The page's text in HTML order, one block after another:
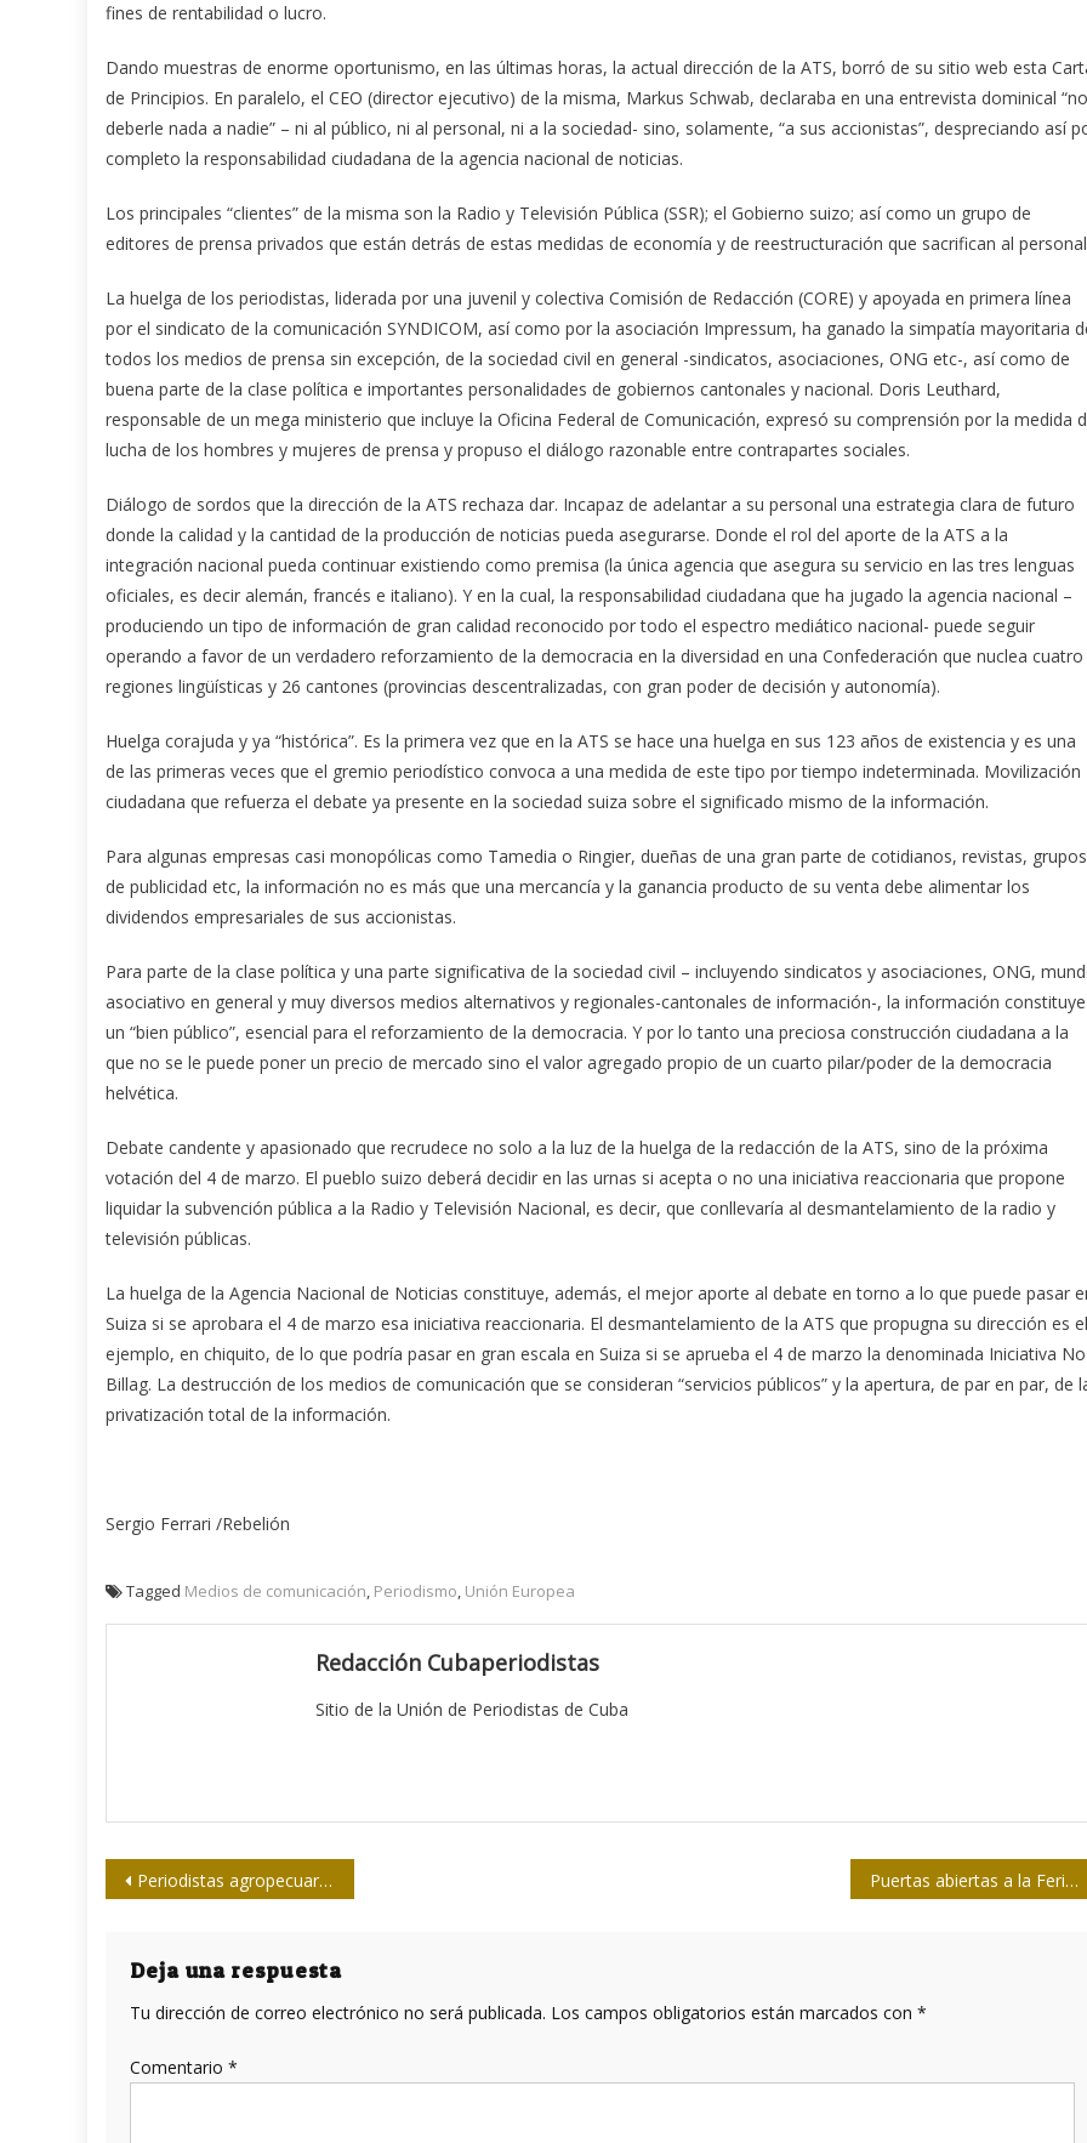
fines de rentabilidad o lucro.
Dando muestras de enorme oportunismo, en las últimas horas, la actual dirección de la ATS, borró de su sitio web esta
de Principios. En paralelo, el CEO (director ejecutivo) de la misma, Markus Schwab, declaraba en una entrevista dominical “no
deberle nada a nadie” – ni al público, ni al personal, ni a la sociedad- sino, solamente, “a sus accionistas”, despreciando así
completo la responsabilidad ciudadana de la agencia nacional de noticias.
Los principales “clientes” de la misma son la Radio y Televisión Pública (SSR); el Gobierno suizo; así como un grupo de
editores de prensa privados que están detrás de estas medidas de economía y de reestructuración que sacrifican al
La huelga de los periodistas, liderada por una juvenil y colectiva Comisión de Redacción (CORE) y apoyada en primera línea
por el sindicato de la comunicación SYNDICOM, así como por la asociación Impressum, ha ganado la simpatía mayoritaria
todos los medios de prensa sin excepción, de la sociedad civil en general -sindicatos, asociaciones, ONG etc-, así como de
buena parte de la clase política e importantes personalidades de gobiernos cantonales y nacional. Doris Leuthard,
responsable de un mega ministerio que incluye la Oficina Federal de Comunicación, expresó su comprensión por la medida
lucha de los hombres y mujeres de prensa y propuso el diálogo razonable entre contrapartes sociales.
Diálogo de sordos que la dirección de la ATS rechaza dar. Incapaz de adelantar a su personal una estrategia clara de futuro
donde la calidad y la cantidad de la producción de noticias pueda asegurarse. Donde el rol del aporte de la ATS a la
integración nacional pueda continuar existiendo como premisa (la única agencia que asegura su servicio en las tres lenguas
oficiales, es decir alemán, francés e italiano). Y en la cual, la responsabilidad ciudadana que ha jugado la agencia nacional –
produciendo un tipo de información de gran calidad reconocido por todo el espectro mediático nacional- puede seguir
operando a favor de un verdadero reforzamiento de la democracia en la diversidad en una Confederación que nuclea cuatro
regiones lingüísticas y 26 cantones (provincias descentralizadas, con gran poder de decisión y autonomía).
Huelga corajuda y ya “histórica”. Es la primera vez que en la ATS se hace una huelga en sus 123 años de existencia y es una
de las primeras veces que el gremio periodístico convoca a una medida de este tipo por tiempo indeterminada. Movilización
ciudadana que refuerza el debate ya presente en la sociedad suiza sobre el significado mismo de la información.
Para algunas empresas casi monopólicas como Tamedia o Ringier, dueñas de una gran parte de cotidianos, revistas, grupos
de publicidad etc, la información no es más que una mercancía y la ganancia producto de su venta debe alimentar los
dividendos empresariales de sus accionistas.
Para parte de la clase política y una parte significativa de la sociedad civil – incluyendo sindicatos y asociaciones, ONG,
asociativo en general y muy diversos medios alternativos y regionales-cantonales de información-, la información constituye
un “bien público”, esencial para el reforzamiento de la democracia. Y por lo tanto una preciosa construcción ciudadana a la
que no se le puede poner un precio de mercado sino el valor agregado propio de un cuarto pilar/poder de la democracia
helvética.
Debate candente y apasionado que recrudece no solo a la luz de la huelga de la redacción de la ATS, sino de la próxima
votación del 4 de marzo. El pueblo suizo deberá decidir en las urnas si acepta o no una iniciativa reaccionaria que propone
liquidar la subvención pública a la Radio y Televisión Nacional, es decir, que conllevaría al desmantelamiento de la radio y
televisión públicas.
La huelga de la Agencia Nacional de Noticias constituye, además, el mejor aporte al debate en torno a lo que puede pasar
Suiza si se aprobara el 4 de marzo esa iniciativa reaccionaria. El desmantelamiento de la ATS que propugna su dirección es el
ejemplo, en chiquito, de lo que podría pasar en gran escala en Suiza si se aprueba el 4 de marzo la denominada Iniciativa
Billag. La destrucción de los medios de comunicación que se consideran “servicios públicos” y la apertura, de par en par, de
privatización total de la información.
Sergio Ferrari /Rebelión
Tagged Medios de comunicación, Periodismo, Unión Europea
Redacción Cubaperiodistas
Sitio de la Unión de Periodistas de Cuba
Navegación
entradas
Periodistas agropecuarios de Granma se reúnen Puertas abiertas a la Feria Internacional del Libro
Deja una respuesta
Tu dirección de correo electrónico no será publicada. Los campos obligatorios están marcados con *
Comentario *